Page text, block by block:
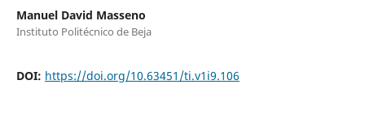
Manuel David Masseno
Instituto Politécnico de Beja
DOI: https://doi.org/10.63451/ti.v1i9.106